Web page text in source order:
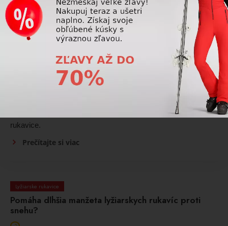
Lyžiarske rukavice
Prečo sa moje lyžiarske rukavice rýchlo premočia?
Lyžiarske rukavice sa môžu rýchlo premočiť kvôli
opotrebovanej impregnácii, poškodenej membráne alebo
nadmernému kontaktu so snehom a vlhkosťou. Dôležitú úlohu
zohráva aj kvalita materiálov a správna starostlivosť o
rukavice.
Prečítajte si viac
Lyžiarske rukavice
Pomáha dlhšia manžeta lyžiarskych rukavíc proti
snehu?